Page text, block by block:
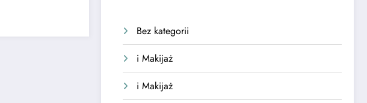
Bez kategorii
i Makijaż
i Makijaż